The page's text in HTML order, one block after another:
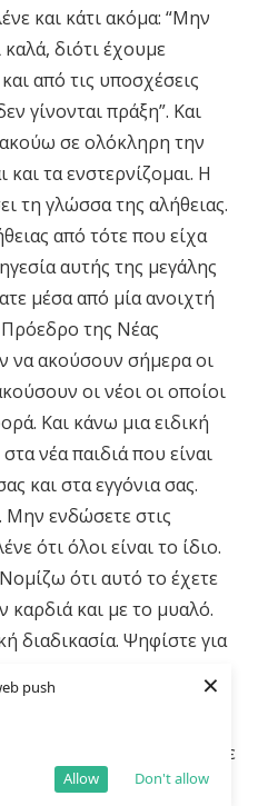
push
Don't allow
Allow
×
και κάτι ακόμα: “Μην
καλά, διότι έχουμε
από τις υποσχέσεις
γίνονται πράξη”. Και
σε ολόκληρη την
τα ενστερνίζομαι. Η
τη γλώσσα της αλήθειας.
από τότε που είχα
αυτής της μεγάλης
μέσα από μία ανοιχτή
Πρόεδρο της Νέας
να ακούσουν σήμερα οι
οι νέοι οι οποίοι
Και κάνω μια ειδική
νέα παιδιά που είναι
και στα εγγόνια σας.
Μην ενδώσετε στις
ότι όλοι είναι το ίδιο.
ότι αυτό το έχετε
καρδιά και με το μυαλό.
διαδικασία. Ψηφίστε για
το δικό σας μέλλον
Γιάννενα μία έκκληση σε
πολίτες: Αφήστε στην